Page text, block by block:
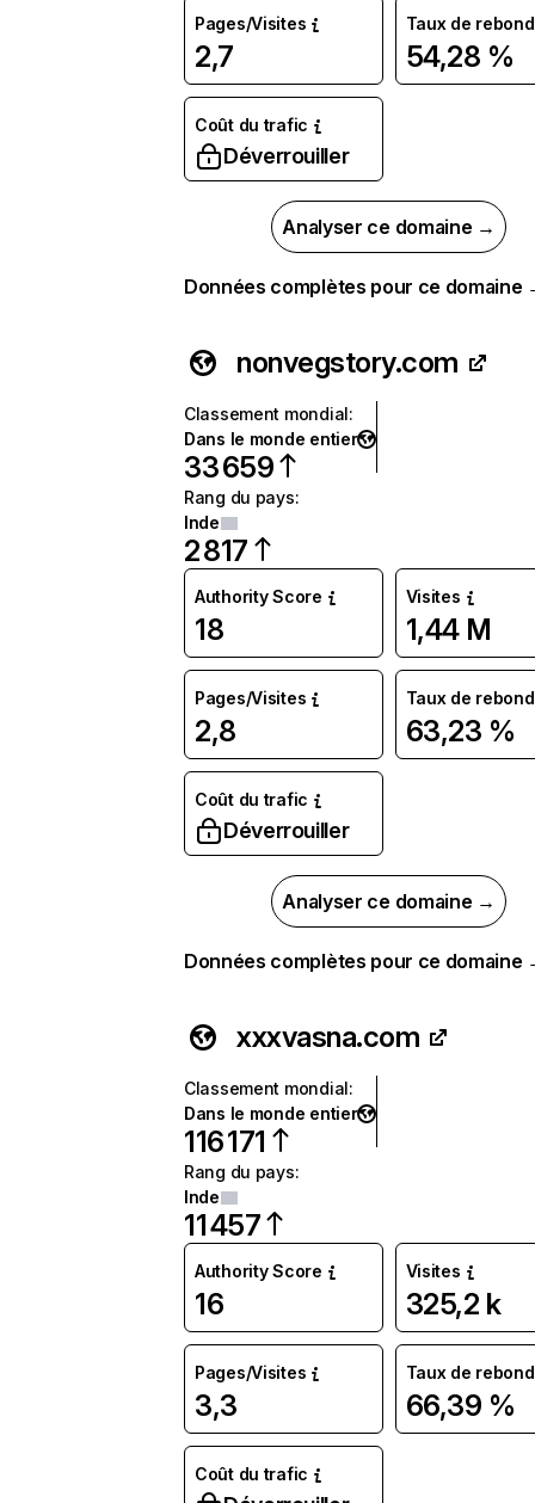
Pages/Visites
2,7
Taux de rebond
54,28 %
Coût du trafic
Déverrouiller
Analyser ce domaine →
Données complètes pour ce domaine
nonvegstory.com
Classement mondial:
Dans le monde entier
33 659
Rang du pays:
Inde
2 817
Authority Score
18
Visites
1,44 M
Pages/Visites
2,8
Taux de rebond
63,23 %
Coût du trafic
Déverrouiller
Analyser ce domaine →
Données complètes pour ce domaine
xxxvasna.com
Classement mondial:
Dans le monde entier
116 171
Rang du pays:
Inde
11 457
Authority Score
16
Visites
325,2 k
Pages/Visites
3,3
Taux de rebond
66,39 %
Coût du trafic